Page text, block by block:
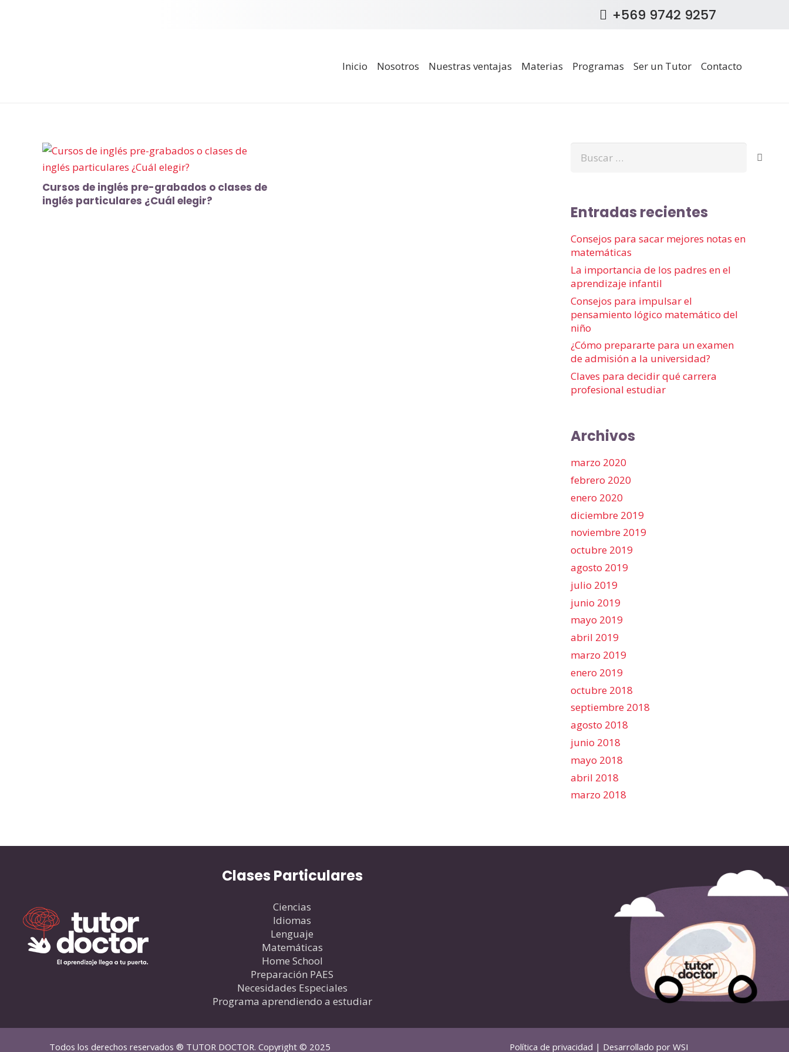
+569 9742 9257
Inicio Nosotros Nuestras ventajas Materias Programas Ser un Tutor Contacto
Cursos de inglés pre-grabados o clases de
inglés particulares ¿Cuál elegir?
Entradas recientes
Consejos para sacar mejores notas en
matemáticas
La importancia de los padres en el
aprendizaje infantil
Consejos para impulsar el
pensamiento lógico matemático del
niño
¿Cómo prepararte para un examen
de admisión a la universidad?
Claves para decidir qué carrera
profesional estudiar
Archivos
marzo 2020
febrero 2020
enero 2020
diciembre 2019
noviembre 2019
octubre 2019
agosto 2019
julio 2019
junio 2019
mayo 2019
abril 2019
marzo 2019
enero 2019
octubre 2018
septiembre 2018
agosto 2018
junio 2018
mayo 2018
abril 2018
marzo 2018
Clases Particulares
Ciencias
Idiomas
Lenguaje
Matemáticas
Home School
Preparación PAES
Necesidades Especiales
Programa aprendiendo a estudiar
Todos los derechos reservados ® TUTOR DOCTOR. Copyright © 2025 Política de privacidad | Desarrollado porWSI